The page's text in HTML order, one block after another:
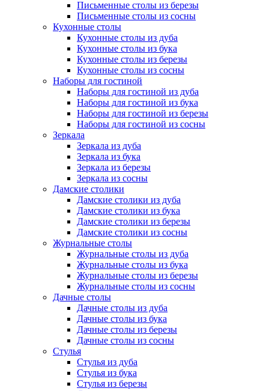
Письменные столы из березы
Письменные столы из сосны
Кухонные столы
Кухонные столы из дуба
Кухонные столы из бука
Кухонные столы из березы
Кухонные столы из сосны
Наборы для гостиной
Наборы для гостиной из дуба
Наборы для гостиной из бука
Наборы для гостиной из березы
Наборы для гостиной из сосны
Зеркала
Зеркала из дуба
Зеркала из бука
Зеркала из березы
Зеркала из сосны
Дамские столики
Дамские столики из дуба
Дамские столики из бука
Дамские столики из березы
Дамские столики из сосны
Журнальные столы
Журнальные столы из дуба
Журнальные столы из бука
Журнальные столы из березы
Журнальные столы из сосны
Дачные столы
Дачные столы из дуба
Дачные столы из бука
Дачные столы из березы
Дачные столы из сосны
Стулья
Стулья из дуба
Стулья из бука
Стулья из березы